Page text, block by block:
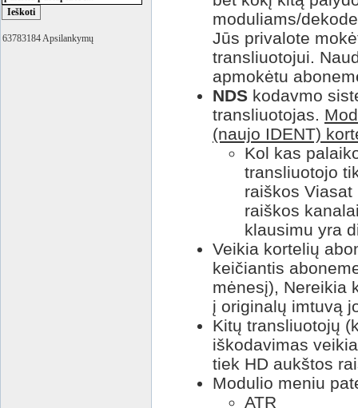
63783184 Apsilankymų
moduliams/
Jūs privalote
transliuotojui.
apmokėtu
NDS kodavmo
transliuotojas.
(naujo IDENT)
Kol kas
transliuotojo
raiškos
raiškos
klausimu yra
Veikia kortelių
keičiantis
mėnesį), Nereikia
į originalų imtuvą
Kitų transliuotojų
iškodavimas
tiek HD aukštos
Modulio meniu
ATR